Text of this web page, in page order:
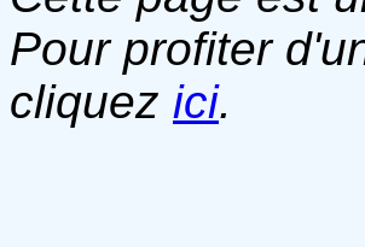
Pour profiter
cliquez ici.